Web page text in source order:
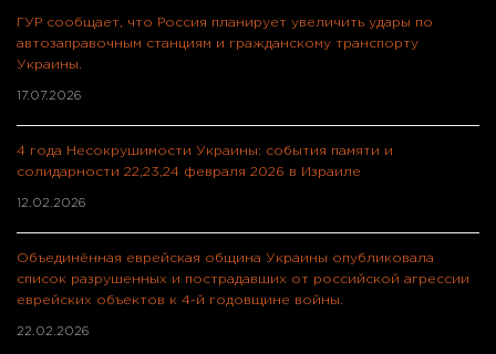
ГУР сообщает, что Россия планирует увеличить удары по
автозаправочным станциям и гражданскому транспорту
Украины.
17.07.2026
4 года Несокрушимости Украины: события памяти и
солидарности 22,23,24 февраля 2026 в Израиле
12.02.2026
Объединённая еврейская община Украины опубликовала
список разрушенных и пострадавших от российской агрессии
еврейских объектов к 4-й годовщине войны.
22.02.2026